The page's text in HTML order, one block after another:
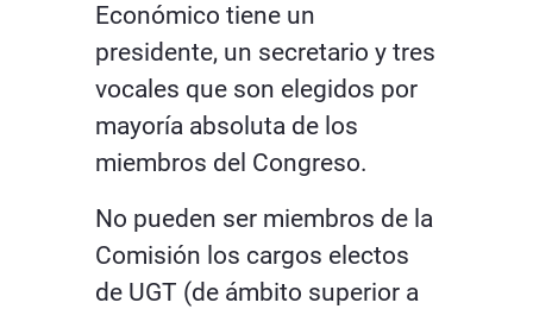
Económico tiene un
presidente, un secretario y tres
vocales que son elegidos por
mayoría absoluta de los
miembros del Congreso.
No pueden ser miembros de la
Comisión los cargos electos
de UGT (de ámbito superior a